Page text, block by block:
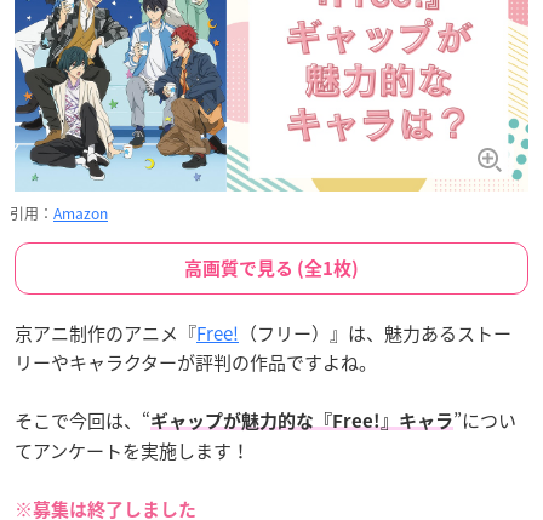
引用： Amazon
高画質で見る (全1枚)
京アニ制作のアニメ『Free! （フリー）』は、魅力あるストー
リーやキャラクターが評判の作品ですよね。
そこで今回は、“ギャップが魅力的な『Free!』キャラ”につい
てアンケートを実施します！
※募集は終了しました